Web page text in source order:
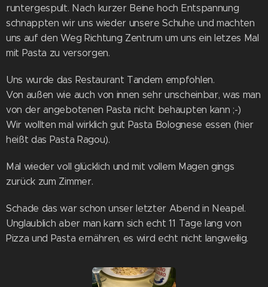
runtergespult. Nach kurzer Beine hoch Entspannung
schnappten wir uns wieder unsere Schuhe und machten
uns auf den Weg Richtung Zentrum um uns ein letzes Mal
mit Pasta zu versorgen.
Uns wurde das Restaurant Tandem empfohlen.
Von außen wie auch von innen sehr unscheinbar, was man
von der angebotenen Pasta nicht behaupten kann ;-)
Wir wollten mal wirklich gut Pasta Bolognese essen (hier
heißt das Pasta Ragou).
Mal wieder voll glücklich und mit vollem Magen gings
zurück zum Zimmer.
Schade das war schon unser letzter Abend in Neapel.
Unglaublich aber man kann sich echt 11 Tage lang von
Pizza und Pasta ernähren, es wird echt nicht langweilig.